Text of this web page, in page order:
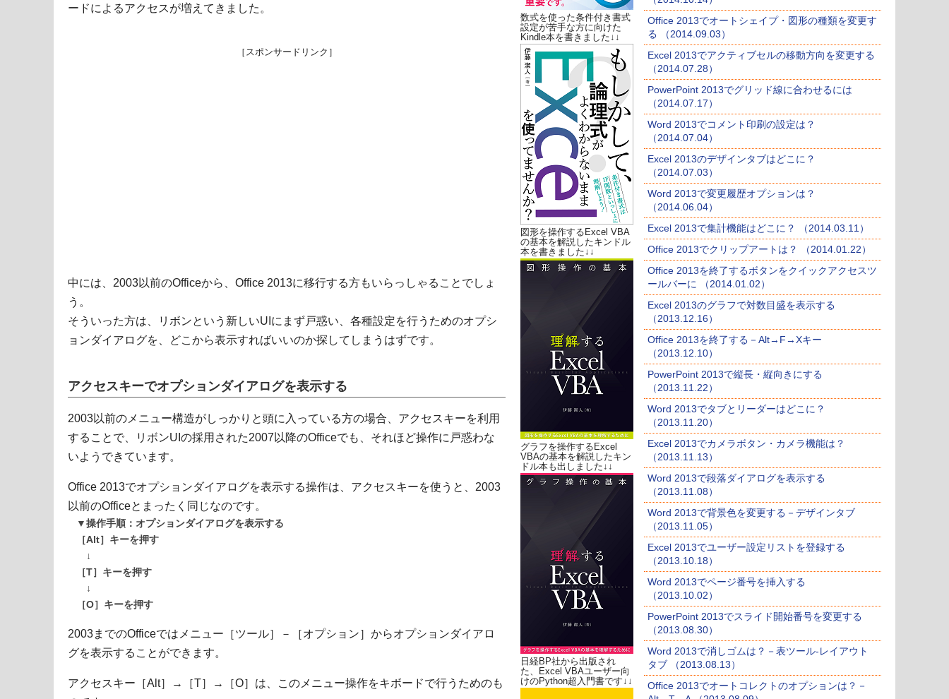
ードによるアクセスが増えてきました。
［スポンサードリンク］
中には、2003以前のOfficeから、Office 2013に移行する方もいらっしゃることでしょ
う。
そういった方は、リボンという新しいUIにまず戸惑い、各種設定を行うためのオプシ
ョンダイアログを、どこから表示すればいいのか探してしまうはずです。
アクセスキーでオプションダイアログを表示する
2003以前のメニュー構造がしっかりと頭に入っている方の場合、アクセスキーを利用
することで、リボンUIの採用された2007以降のOfficeでも、それほど操作に戸惑わな
いようできています。
Office 2013でオプションダイアログを表示する操作は、アクセスキーを使うと、2003
以前のOfficeとまったく同じなのです。
▼操作手順：オプションダイアログを表示する
［Alt］キーを押す
↓
［T］キーを押す
↓
［O］キーを押す
2003までのOfficeではメニュー［ツール］－［オプション］からオプションダイアロ
グを表示することができます。
アクセスキー［Alt］→［T］→［O］は、このメニュー操作をキボードで行うためのも
数式を使った条件付き書式
設定が苦手な方に向けた
Kindle本を書きました↓↓
図形を操作するExcel VBA
の基本を解説したキンドル
本を書きました↓↓
グラフを操作するExcel
VBAの基本を解説したキン
ドル本も出しました↓↓
日経BP社から出版され
た、Excel VBAユーザー向
けのPython超入門書です↓↓
Office 2013でオートシェイプ・図形の種類を変更す
る （2014.09.03）
Excel 2013でアクティブセルの移動方向を変更する
（2014.07.28）
PowerPoint 2013でグリッド線に合わせるには
（2014.07.17）
Word 2013でコメント印刷の設定は？
（2014.07.04）
Excel 2013のデザインタブはどこに？
（2014.07.03）
Word 2013で変更履歴オプションは？
（2014.06.04）
Excel 2013で集計機能はどこに？ （2014.03.11）
Office 2013でクリップアートは？ （2014.01.22）
Office 2013を終了するボタンをクイックアクセスツ
ールバーに （2014.01.02）
Excel 2013のグラフで対数目盛を表示する
（2013.12.16）
Office 2013を終了する－Alt→F→Xキー
（2013.12.10）
PowerPoint 2013で縦長・縦向きにする
（2013.11.22）
Word 2013でタブとリーダーはどこに？
（2013.11.20）
Excel 2013でカメラボタン・カメラ機能は？
（2013.11.13）
Word 2013で段落ダイアログを表示する
（2013.11.08）
Word 2013で背景色を変更する－デザインタブ
（2013.11.05）
Excel 2013でユーザー設定リストを登録する
（2013.10.18）
Word 2013でページ番号を挿入する
（2013.10.02）
PowerPoint 2013でスライド開始番号を変更する
（2013.08.30）
Word 2013で消しゴムは？－表ツール-レイアウト
タブ （2013.08.13）
Office 2013でオートコレクトのオプションは？－